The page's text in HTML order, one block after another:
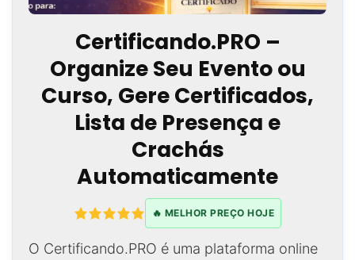
Certificando.PRO –
Organize Seu Evento ou
Curso, Gere Certificados,
Lista de Presença e
Crachás
Automaticamente
🔥 MELHOR PREÇO HOJE
O Certificando.PRO é uma plataforma online